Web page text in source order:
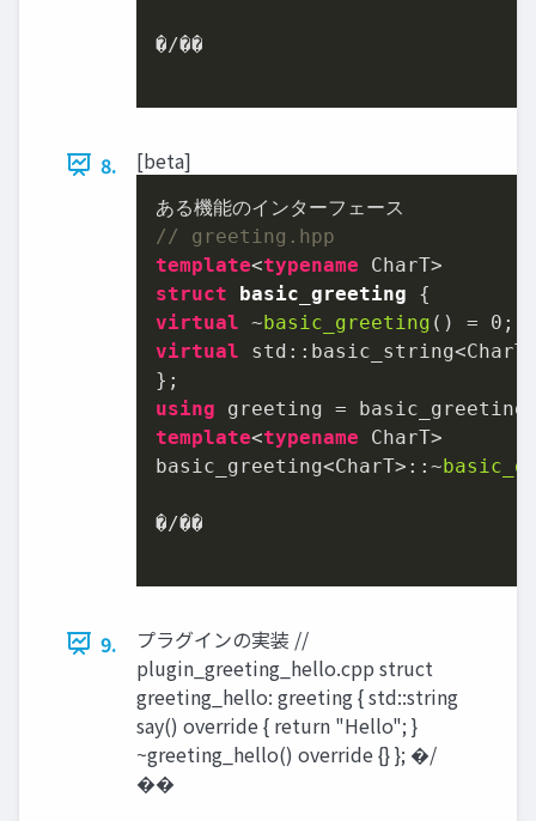
�/��
8. [beta]
// greeting.hpp
template<typename
struct
basic_greeting
virtual ~basic_greeting () = 0
virtual
using greeting =
template<typename CharT>
basic_greeting<CharT>::~
�/��
9.
プラグインの実装 //
plugin_greeting_hello.cpp struct
greeting_hello: greeting { std::string
say() override { return "Hello"; }
~greeting_hello() override {} }; �/
��